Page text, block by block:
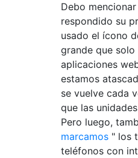
Debo
respondido su
usado el ícono
grande que
aplicaciones
estamos
se vuelve cada
que las
Pero luego,
marcamos " los
teléfonos con